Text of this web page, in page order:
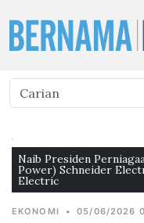
Naib Presiden
Power) Schneider
Electric
EKONOMI • 05/06/2026